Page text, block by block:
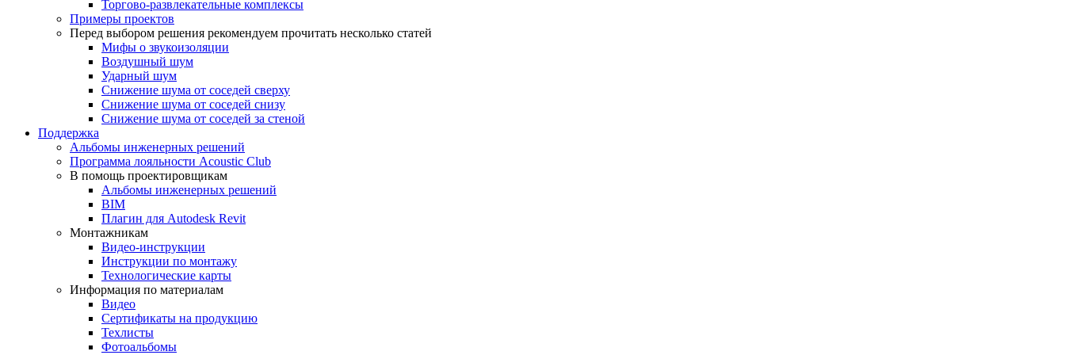
Торгово-развлекательные комплексы
Примеры проектов
Перед выбором решения рекомендуем прочитать несколько статей
Мифы о звукоизоляции
Воздушный шум
Ударный шум
Снижение шума от соседей сверху
Снижение шума от соседей снизу
Снижение шума от соседей за стеной
Поддержка
Альбомы инженерных решений
Программа лояльности Acoustic Club
В помощь проектировщикам
Альбомы инженерных решений
BIM
Плагин для Autodesk Revit
Монтажникам
Видео-инструкции
Инструкции по монтажу
Технологические карты
Информация по материалам
Видео
Сертификаты на продукцию
Техлисты
Фотоальбомы